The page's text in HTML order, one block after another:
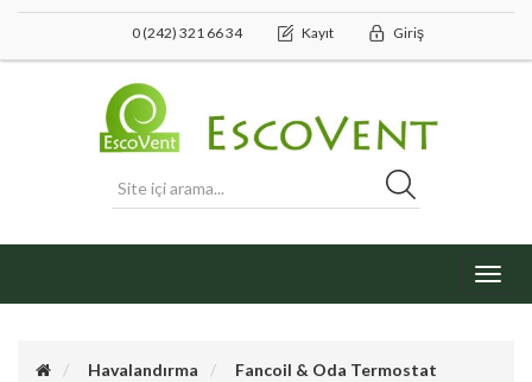
0 (242) 321 66 34 Kayıt Giriş
Havalandırma
Fancoil & Oda Termostat